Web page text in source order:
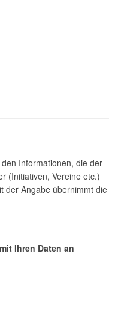
Informationen, die der
(Initiativen, Vereine etc.)
der Angabe übernimmt die
Ihren Daten an